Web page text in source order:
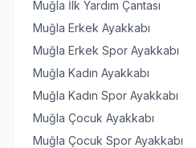
Muğla İlk Yardım Çantası
Muğla Erkek Ayakkabı
Muğla Erkek Spor Ayakkabı
Muğla Kadın Ayakkabı
Muğla Kadın Spor Ayakkabı
Muğla Çocuk Ayakkabı
Muğla Çocuk Spor Ayakkabı